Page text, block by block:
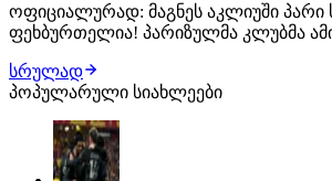
ოფიციალურად: მაგნეს აკლიუში პარი
ფეხბურთელია! პარიზულმა კლუბმა
ფრანგმა ვინგერმა პარი სენ-
წლამდე გააფორმა, მხარეებს შორის
გარიგება შედგა. მაგნეს აკლიუში
სრულად
პოპულარული სიახლეები